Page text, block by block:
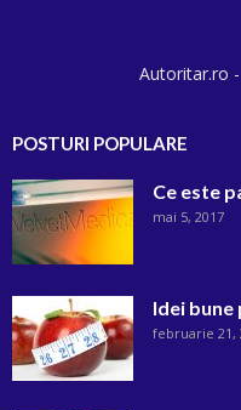
Autoritar.ro
POSTURI POPULARE
Ce este
mai 5, 2017
Idei bune
februarie 21,